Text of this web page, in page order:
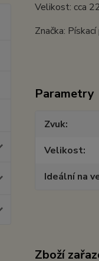
Velikost: cca
Značka:
Parametry
Zvuk
Velikost
Ideální na
Zboží